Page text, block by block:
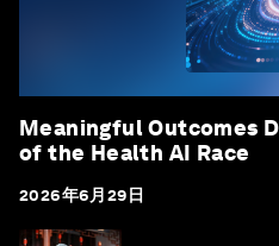
Meaningful Outcomes
of the Health AI Race
2026年6月29日